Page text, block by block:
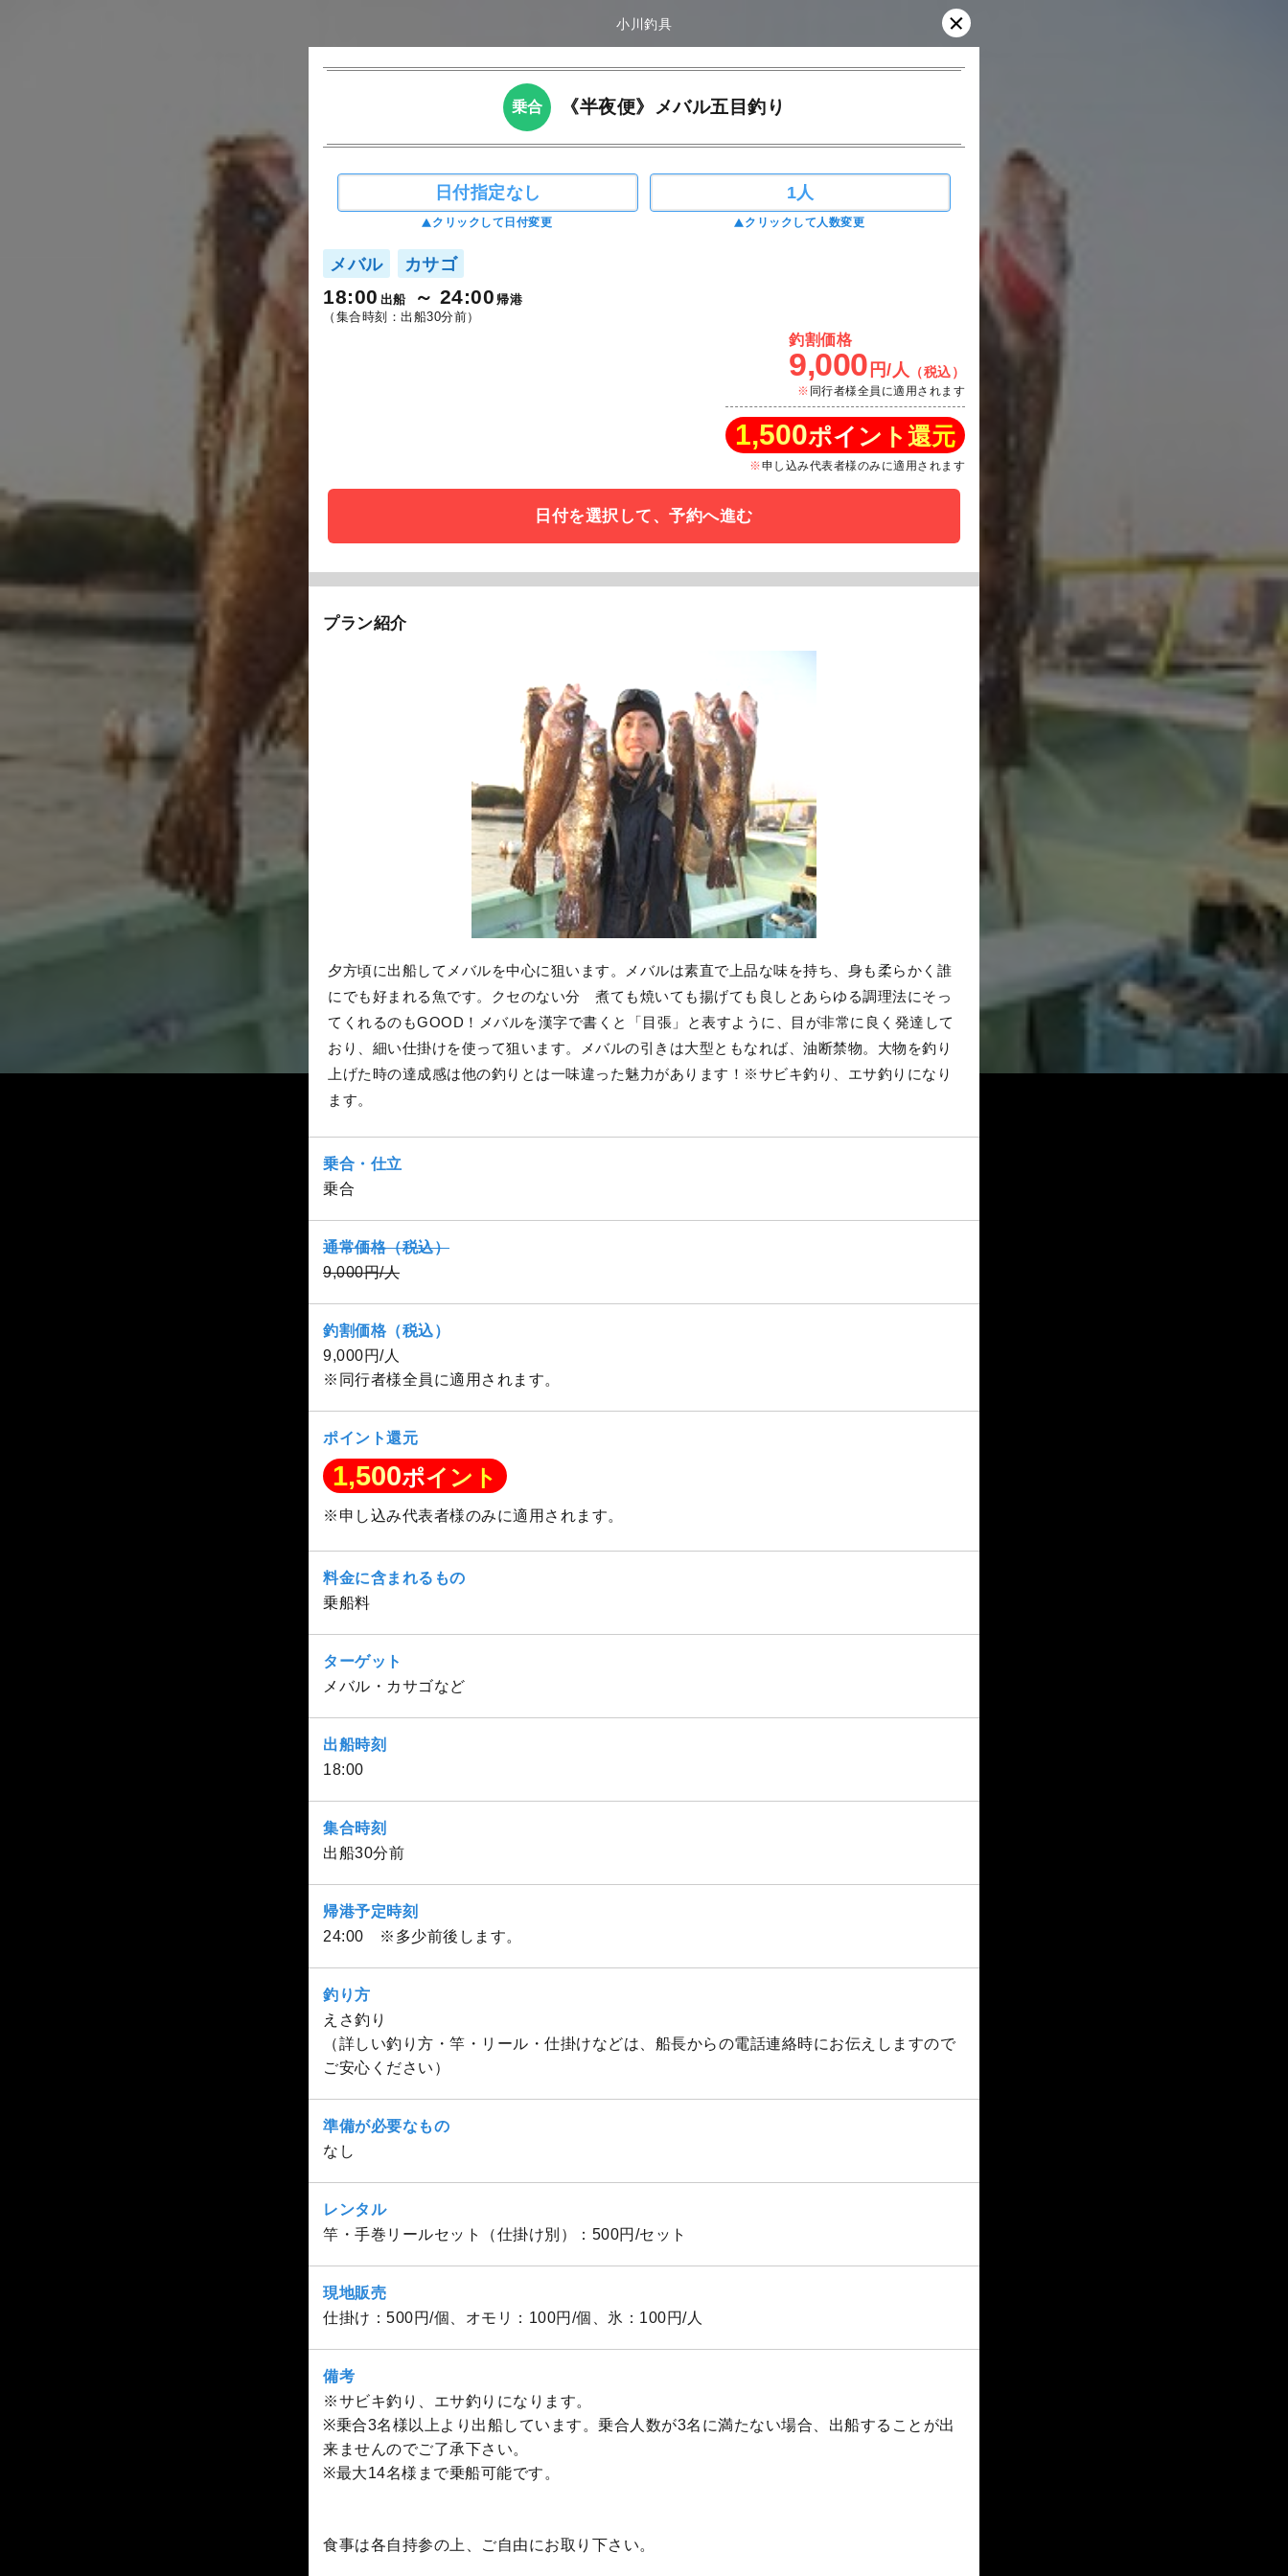
小川釣具
乗合 《半夜便》メバル五目釣り
日付指定なし
クリックして日付変更
1人
クリックして人数変更
メバル カサゴ
18:00 出船 24:00 帰港
（集合時刻：出船30分前）
釣割価格
9,000 円/人 （税込）
同行者様全員に適用されます
1,500ポイント還元
申し込み代表者様のみに適用されます
日付を選択して、予約へ進む
プラン紹介
夕方頃に出船してメバルを中心に狙います。メバルは素直で上品な味を持ち、身も柔らかく誰
にでも好まれる魚です。クセのない分 煮ても焼いても揚げても良しとあらゆる調理法にそっ
てくれるのもGOOD！メバルを漢字で書くと「目張」と表すように、目が非常に良く発達して
おり、細い仕掛けを使って狙います。メバルの引きは大型ともなれば、油断禁物。大物を釣り
上げた時の達成感は他の釣りとは一味違った魅力があります！※サビキ釣り、エサ釣りになり
ます。
乗合・仕立
乗合
通常価格（税込）
9,000円/人
釣割価格（税込）
9,000円/人
※同行者様全員に適用されます。
ポイント還元
1,500ポイント
※申し込み代表者様のみに適用されます。
料金に含まれるもの
乗船料
ターゲット
メバル・カサゴなど
出船時刻
18:00
集合時刻
出船30分前
帰港予定時刻
24:00 ※多少前後します。
釣り方
えさ釣り
（詳しい釣り方・竿・リール・仕掛けなどは、船長からの電話連絡時にお伝えしますので
ご安心ください）
準備が必要なもの
なし
レンタル
竿・手巻リールセット（仕掛け別）：500円/セット
現地販売
仕掛け：500円/個、オモリ：100円/個、氷：100円/人
備考
※サビキ釣り、エサ釣りになります。
※乗合3名様以上より出船しています。乗合人数が3名に満たない場合、出船することが出
来ませんのでご了承下さい。
※最大14名様まで乗船可能です。
食事は各自持参の上、ご自由にお取り下さい。